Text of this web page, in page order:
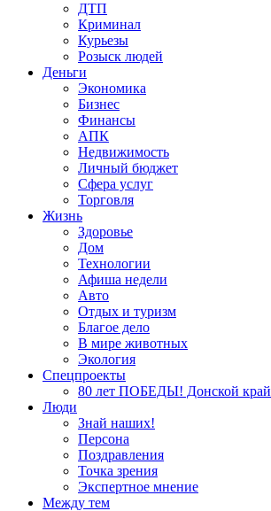
ДТП
Криминал
Курьезы
Розыск людей
Деньги
Экономика
Бизнес
Финансы
АПК
Недвижимость
Личный бюджет
Сфера услуг
Торговля
Жизнь
Здоровье
Дом
Технологии
Афиша недели
Авто
Отдых и туризм
Благое дело
В мире животных
Экология
Спецпроекты
80 лет ПОБЕДЫ! Донской край
Люди
Знай наших!
Персона
Поздравления
Точка зрения
Экспертное мнение
Между тем